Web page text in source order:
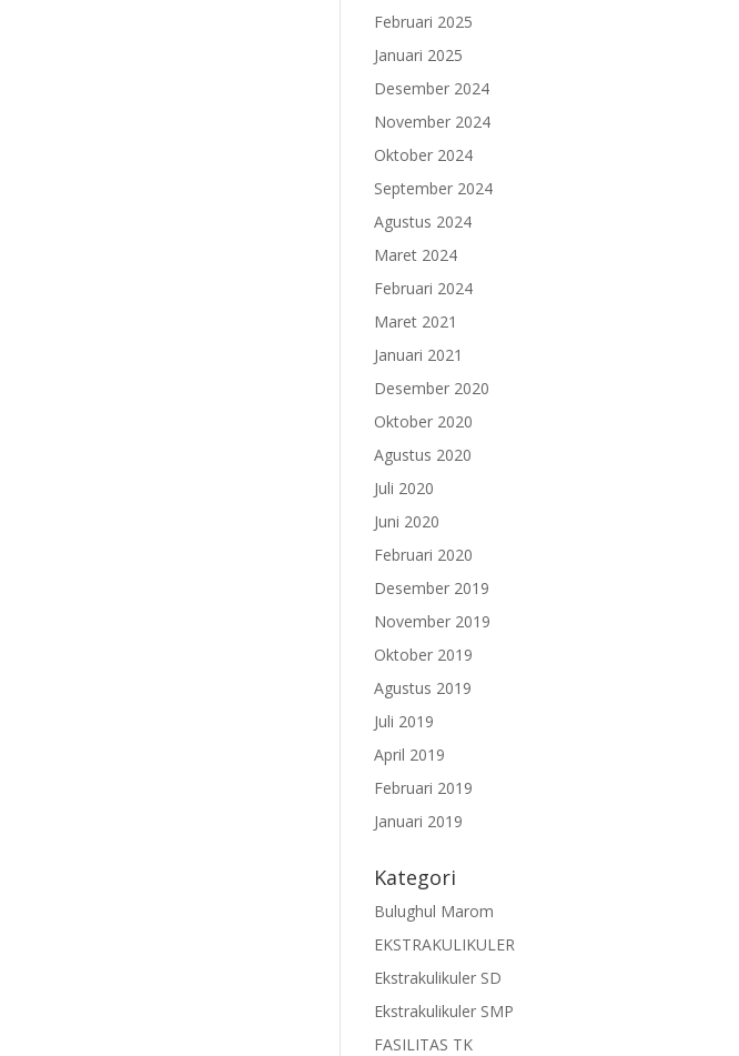
Februari 2025
Januari 2025
Desember 2024
November 2024
Oktober 2024
September 2024
Agustus 2024
Maret 2024
Februari 2024
Maret 2021
Januari 2021
Desember 2020
Oktober 2020
Agustus 2020
Juli 2020
Juni 2020
Februari 2020
Desember 2019
November 2019
Oktober 2019
Agustus 2019
Juli 2019
April 2019
Februari 2019
Januari 2019
Kategori
Bulughul Marom
EKSTRAKULIKULER
Ekstrakulikuler SD
Ekstrakulikuler SMP
FASILITAS TK